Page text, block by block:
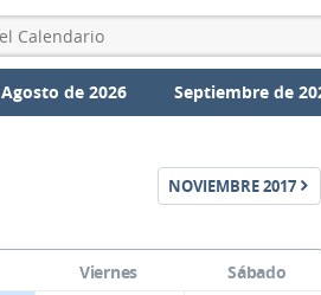
Agosto de 2026 Septiembre de
NOVIEMBRE2017
Viernes
Sábado